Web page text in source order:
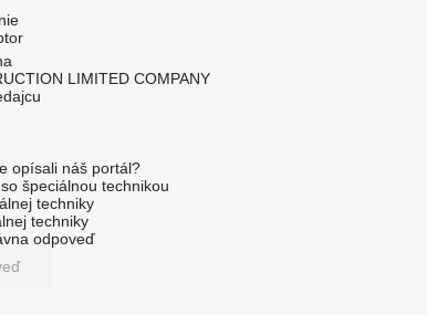
LIMITED COMPANY
opísali náš portál?
špeciálnou technikou
techniky
techniky
odpoveď